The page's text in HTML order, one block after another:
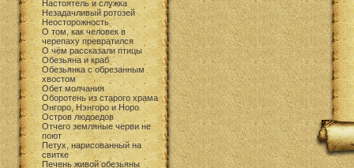
Настоятель и служка
Незадачливый ротозей
Неосторожность
О том, как человек в
черепаху превратился
О чём рассказали птицы
Обезьяна и краб
Обезьянка с обрезанным
хвостом
Обет молчания
Оборотень из старого храма
Онгоро, Нэнгоро и Норо
Остров людоедов
Отчего земляные черви не
поют
Петух, нарисованный на
свитке
Печень живой обезьяны